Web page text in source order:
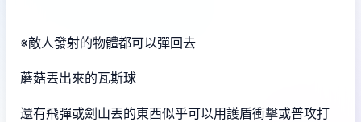
※敵人發射的物體都可以彈回去
蘑菇丟出來的瓦斯球
還有飛彈或劍山丟的東西似乎可以用護盾衝擊或普攻打